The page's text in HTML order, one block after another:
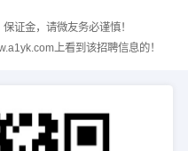
证金，请微友务必谨慎！
上看到该招聘信息的！